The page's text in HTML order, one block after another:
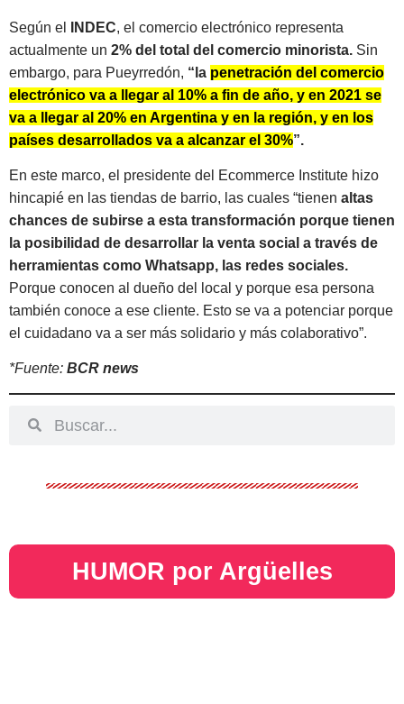
Según el INDEC, el comercio electrónico representa
actualmente un 2% del total del comercio minorista. Sin
embargo, para Pueyrredón, “la penetración del comercio
electrónico va a llegar al 10% a fin de año, y en 2021 se
va a llegar al 20% en Argentina y en la región, y en los
países desarrollados va a alcanzar el 30%”.
En este marco, el presidente del Ecommerce Institute hizo
hincapié en las tiendas de barrio, las cuales “tienen altas
chances de subirse a esta transformación porque tienen
la posibilidad de desarrollar la venta social a través de
herramientas como Whatsapp, las redes sociales.
Porque conocen al dueño del local y porque esa persona
también conoce a ese cliente. Esto se va a potenciar porque
el cuidadano va a ser más solidario y más colaborativo”.
*Fuente: BCR news
HUMOR por Argüelles​